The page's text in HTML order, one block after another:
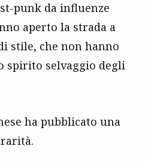
punk da influenze
aperto la strada a
stile, che non hanno
spirito selvaggio degli
ha pubblicato una